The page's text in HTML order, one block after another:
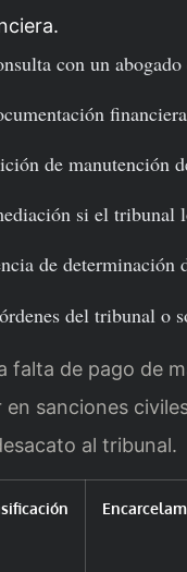
con un
de
si el tribunal
de determinación
del tribunal o
falta de pago de
sanciones
al tribunal.